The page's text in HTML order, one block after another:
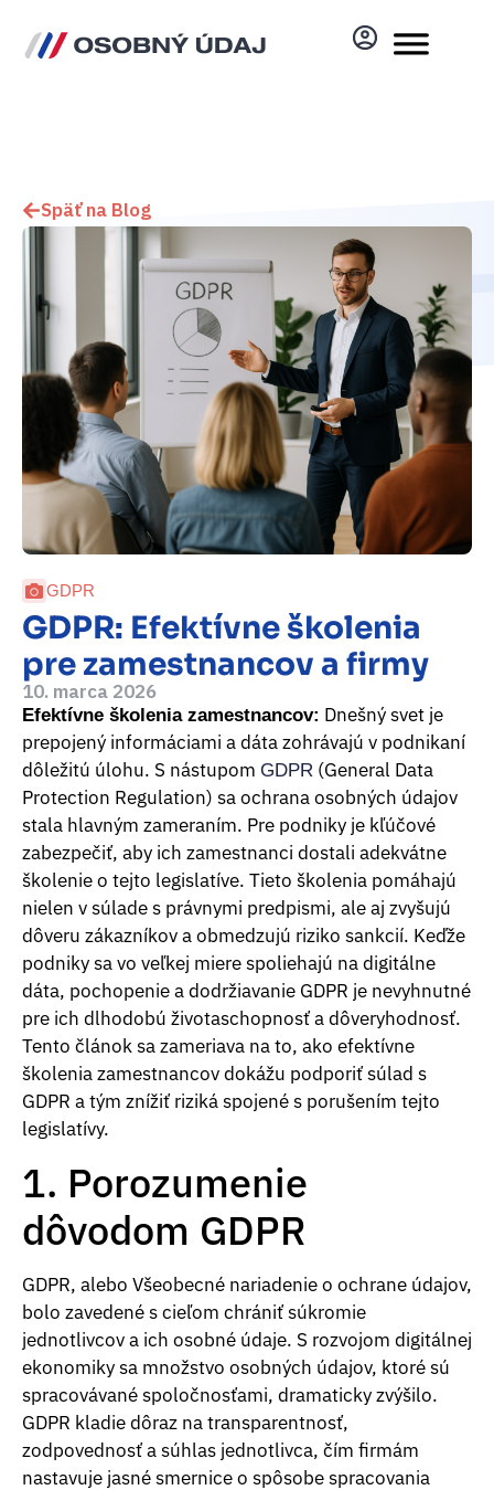
GDPR
GDPR: Efektívne školenia
pre zamestnancov a firmy
10. marca 2026
Späť na Blog
Efektívne školenia zamestnancov: Dnešný svet je
prepojený informáciami a dáta zohrávajú v podnikaní
dôležitú úlohu. S nástupom GDPR (General Data
Protection Regulation) sa ochrana osobných údajov
stala hlavným zameraním. Pre podniky je kľúčové
zabezpečiť, aby ich zamestnanci dostali adekvátne
školenie o tejto legislatíve. Tieto školenia pomáhajú
nielen v súlade s právnymi predpismi, ale aj zvyšujú
dôveru zákazníkov a obmedzujú riziko sankcií. Keďže
podniky sa vo veľkej miere spoliehajú na digitálne
dáta, pochopenie a dodržiavanie GDPR je nevyhnutné
pre ich dlhodobú životaschopnosť a dôveryhodnosť.
Tento článok sa zameriava na to, ako efektívne
školenia zamestnancov dokážu podporiť súlad s
GDPR a tým znížiť riziká spojené s porušením tejto
legislatívy.
1. Porozumenie
dôvodom GDPR
GDPR, alebo Všeobecné nariadenie o ochrane údajov,
bolo zavedené s cieľom chrániť súkromie
jednotlivcov a ich osobné údaje. S rozvojom digitálnej
ekonomiky sa množstvo osobných údajov, ktoré sú
spracovávané spoločnosťami, dramaticky zvýšilo.
GDPR kladie dôraz na transparentnosť,
zodpovednosť a súhlas jednotlivca, čím firmám
nastavuje jasné smernice o spôsobe spracovania